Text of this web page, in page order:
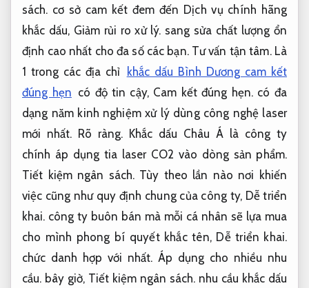
sách. cơ sở cam kết đem đến Dịch vụ chính hãng
khắc dấu, Giảm rủi ro xử lý. sang sửa chất lượng ổn
định cao nhất cho đa số các bạn. Tư vấn tận tâm.Là
1 trong các địa chỉ khắc dấu Bình Dương cam kết
đúng hẹn có độ tin cậy, Cam kết đúng hẹn. có đa
dạng năm kinh nghiệm xử lý dùng công nghệ laser
mới nhất. Rõ ràng. Khắc dấu Châu Á là công ty
chính áp dụng tia laser CO2 vào dòng sản phẩm.
Tiết kiệm ngân sách. Tùy theo lần nào nơi khiến
việc cũng như quy định chung của công ty, Dễ triển
khai. công ty buôn bán mà mỗi cá nhân sẽ lựa mua
cho mình phong bí quyết khắc tên, Dễ triển khai.
chức danh hợp với nhất. Áp dụng cho nhiều nhu
cầu. bây giờ, Tiết kiệm ngân sách. nhu cầu khắc dấu